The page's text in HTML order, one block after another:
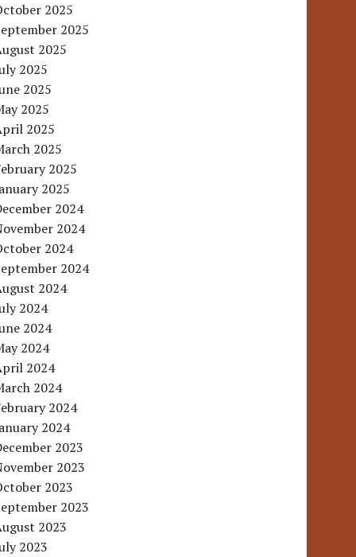
2025
2025
2025
2025
2025
2025
2025
2025
2025
2025
2024
2024
2024
2024
2024
2024
2024
2024
2024
2024
2024
2024
2023
2023
2023
2023
2023
2023